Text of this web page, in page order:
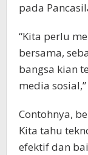
pada
“Kita perlu
bersama,
bangsa kian
media
Contohnya,
Kita tahu
efektif dan